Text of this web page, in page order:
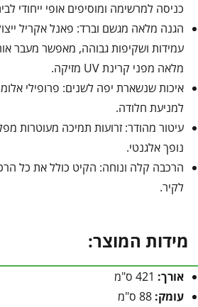
כניסה למרשימה ומוסיפים אופי ייחודי
עמידות ושקיפות גבוהה, מאפשר מעבר
מלאה מפני קרינת UV מזיקה.
איכות שנשארת יפה לשנים: פרופילי
למניעת חלודה.
עיטור מהודר: זרועות תמיכה מעוטרות
נופך אלגנטי.
הרכבה קלה ונוחה: הקיט כולל את כל
לקיר.
מידות המוצר:
אורך:
עומק: